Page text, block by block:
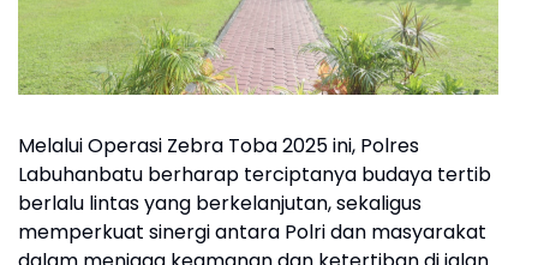
Melalui Operasi Zebra Toba 2025 ini, Polres
Labuhanbatu berharap terciptanya budaya tertib
berlalu lintas yang berkelanjutan, sekaligus
memperkuat sinergi antara Polri dan masyarakat